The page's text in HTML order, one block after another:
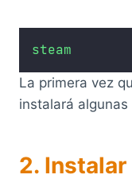
steam
La primera vez
instalará
2. Instalar